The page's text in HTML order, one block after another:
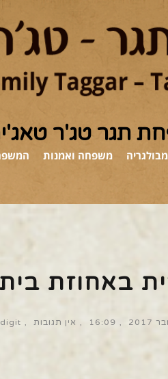
תגר טג'ר
משפחה ואמנות
באחוזת בית
16:09 אין תגובות digit